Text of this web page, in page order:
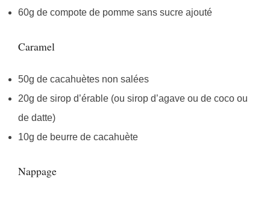
60g de compote de pomme sans sucre ajouté
Caramel
50g de cacahuètes non salées
20g de sirop d’érable (ou sirop d’agave ou de coco ou
de datte)
10g de beurre de cacahuète
Nappage